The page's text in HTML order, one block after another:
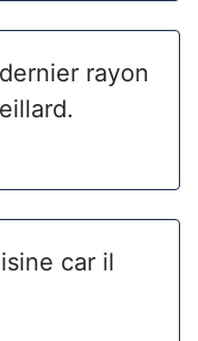
rayon
car il